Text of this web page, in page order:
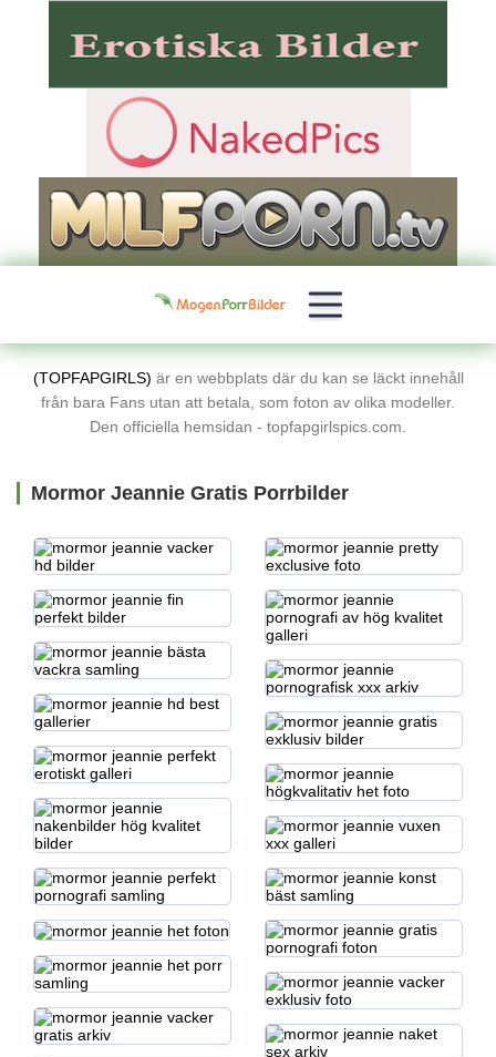
(TOPFAPGIRLS) är en webbplats där du kan se läckt innehåll
från bara Fans utan att betala, som foton av olika modeller.
Den officiella hemsidan - topfapgirlspics.com.
Mormor Jeannie Gratis Porrbilder